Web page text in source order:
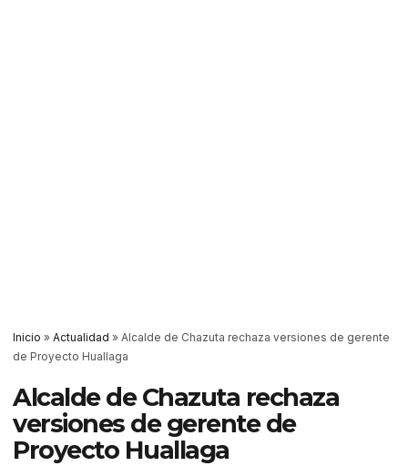
Inicio » Actualidad » Alcalde de Chazuta rechaza versiones de gerente
de Proyecto Huallaga
Alcalde de Chazuta rechaza
versiones de gerente de
Proyecto Huallaga